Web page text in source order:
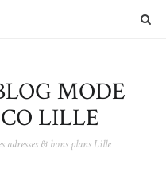
MODE
LILLE
adresses & bons plans Lille